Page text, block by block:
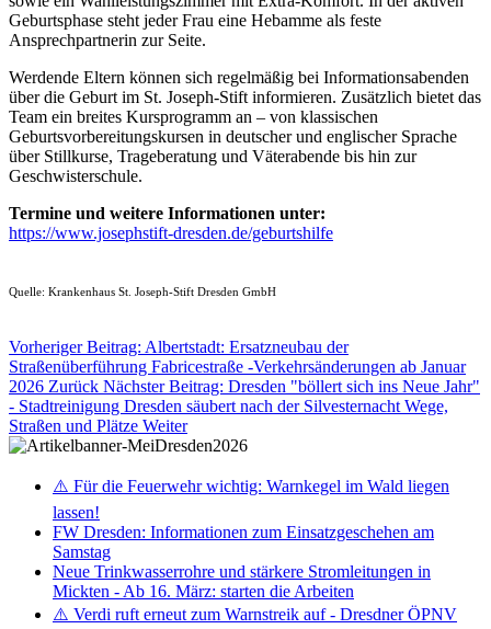
Geburtsphase steht jeder Frau eine Hebamme als feste
Ansprechpartnerin zur Seite.
Werdende Eltern können sich regelmäßig bei Informationsabenden
über die Geburt im St. Joseph-Stift informieren. Zusätzlich bietet das
Team ein breites Kursprogramm an – von klassischen
Geburtsvorbereitungskursen in deutscher und englischer Sprache
über Stillkurse, Trageberatung und Väterabende bis hin zur
Geschwisterschule.
Termine und weitere Informationen unter:
https://www.josephstift-dresden.de/geburtshilfe
Quelle: Krankenhaus St. Joseph-Stift Dresden GmbH
Vorheriger Beitrag: Albertstadt: Ersatzneubau der
Straßenüberführung Fabricestraße -Verkehrsänderungen ab Januar
2026 Zurück Nächster Beitrag: Dresden "böllert sich ins Neue Jahr"
- Stadtreinigung Dresden säubert nach der Silvesternacht Wege,
Straßen und Plätze Weiter
⚠️ Für die Feuerwehr wichtig: Warnkegel im Wald liegen
lassen!
FW Dresden: Informationen zum Einsatzgeschehen am
Samstag
Neue Trinkwasserrohre und stärkere Stromleitungen in
Mickten - Ab 16. März: starten die Arbeiten
⚠️ Verdi ruft erneut zum Warnstreik auf - Dresdner ÖPNV